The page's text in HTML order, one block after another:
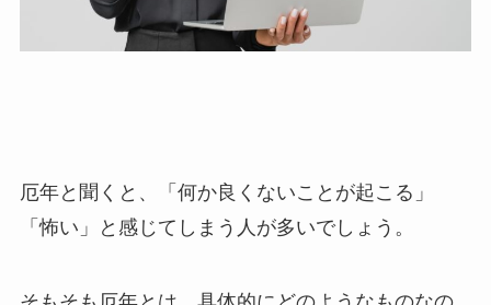
厄年と聞くと、「何か良くないことが起こる」
「怖い」と感じてしまう人が多いでしょう。